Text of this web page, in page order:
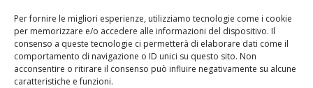
Per fornire le migliori esperienze, utilizziamo tecnologie come i cookie
per memorizzare e/o accedere alle informazioni del dispositivo. Il
consenso a queste tecnologie ci permetterà di elaborare dati come il
comportamento di navigazione o ID unici su questo sito. Non
acconsentire o ritirare il consenso può influire negativamente su alcune
caratteristiche e funzioni.
Porti/Interporti
Trasporti
Varie